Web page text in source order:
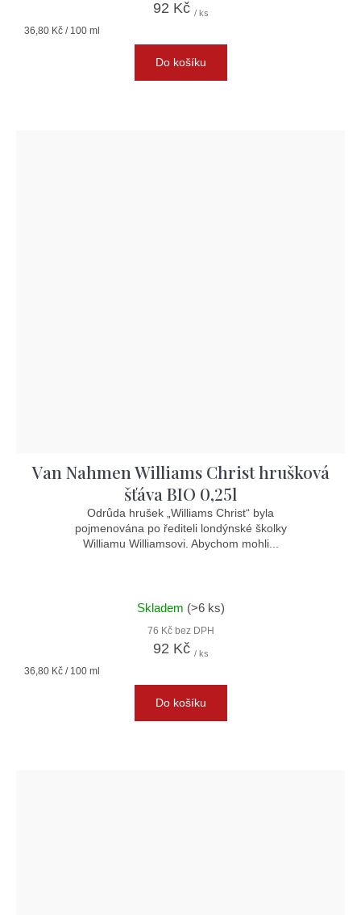
92 Kč / ks
Měrná
36,80 Kč / 100 ml
Do košíku
Van Nahmen Williams Christ hrušková
šťáva BIO 0,25l
Odrůda hrušek „Williams Christ“ byla
pojmenována po řediteli londýnské školky
Williamu Williamsovi. Abychom mohli...
Skladem (>6 ks)
76 Kč bez DPH
92 Kč / ks
Měrná
36,80 Kč / 100 ml
Do košíku